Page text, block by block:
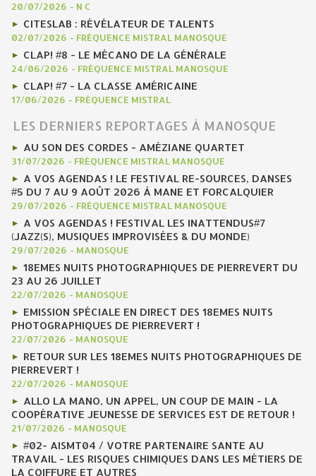
20/07/2026 - N C
CITESLAB : RÉVÉLATEUR DE TALENTS
02/07/2026 - FRÉQUENCE MISTRAL MANOSQUE
CLAP! #8 - LE MÉCANO DE LA GÉNÉRALE
24/06/2026 - FRÉQUENCE MISTRAL MANOSQUE
CLAP! #7 - LA CLASSE AMÉRICAINE
17/06/2026 - FRÉQUENCE MISTRAL
LES DERNIERS REPORTAGES À MANOSQUE
AU SON DES CORDES - AMÉZIANE QUARTET
31/07/2026 - FRÉQUENCE MISTRAL MANOSQUE
A VOS AGENDAS ! LE FESTIVAL RE-SOURCES, DANSES
#5 DU 7 AU 9 AOÛT 2026 À MANE ET FORCALQUIER
29/07/2026 - FRÉQUENCE MISTRAL MANOSQUE
A VOS AGENDAS ! FESTIVAL LES INATTENDUS#7
(JAZZ(S), MUSIQUES IMPROVISÉES & DU MONDE)
29/07/2026 - MANOSQUE
18EMES NUITS PHOTOGRAPHIQUES DE PIERREVERT DU
23 AU 26 JUILLET
22/07/2026 - MANOSQUE
EMISSION SPÉCIALE EN DIRECT DES 18EMES NUITS
PHOTOGRAPHIQUES DE PIERREVERT !
22/07/2026 - MANOSQUE
RETOUR SUR LES 18EMES NUITS PHOTOGRAPHIQUES DE
PIERREVERT !
22/07/2026 - MANOSQUE
ALLO LA MANO, UN APPEL, UN COUP DE MAIN - LA
COOPÉRATIVE JEUNESSE DE SERVICES EST DE RETOUR !
21/07/2026 - MANOSQUE
#02- AISMT04 / VOTRE PARTENAIRE SANTE AU
TRAVAIL - LES RISQUES CHIMIQUES DANS LES MÉTIERS DE
LA COIFFURE ET AUTRES